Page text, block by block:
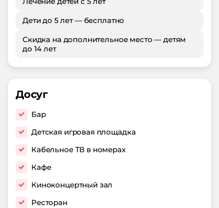
Дети до 5 лет — бесплатно
Скидка на дополнительное место — детям
до 14 лет
Досуг
Бар
Детская игровая площадка
Кабельное ТВ в номерах
Кафе
Киноконцертный зал
Ресторан